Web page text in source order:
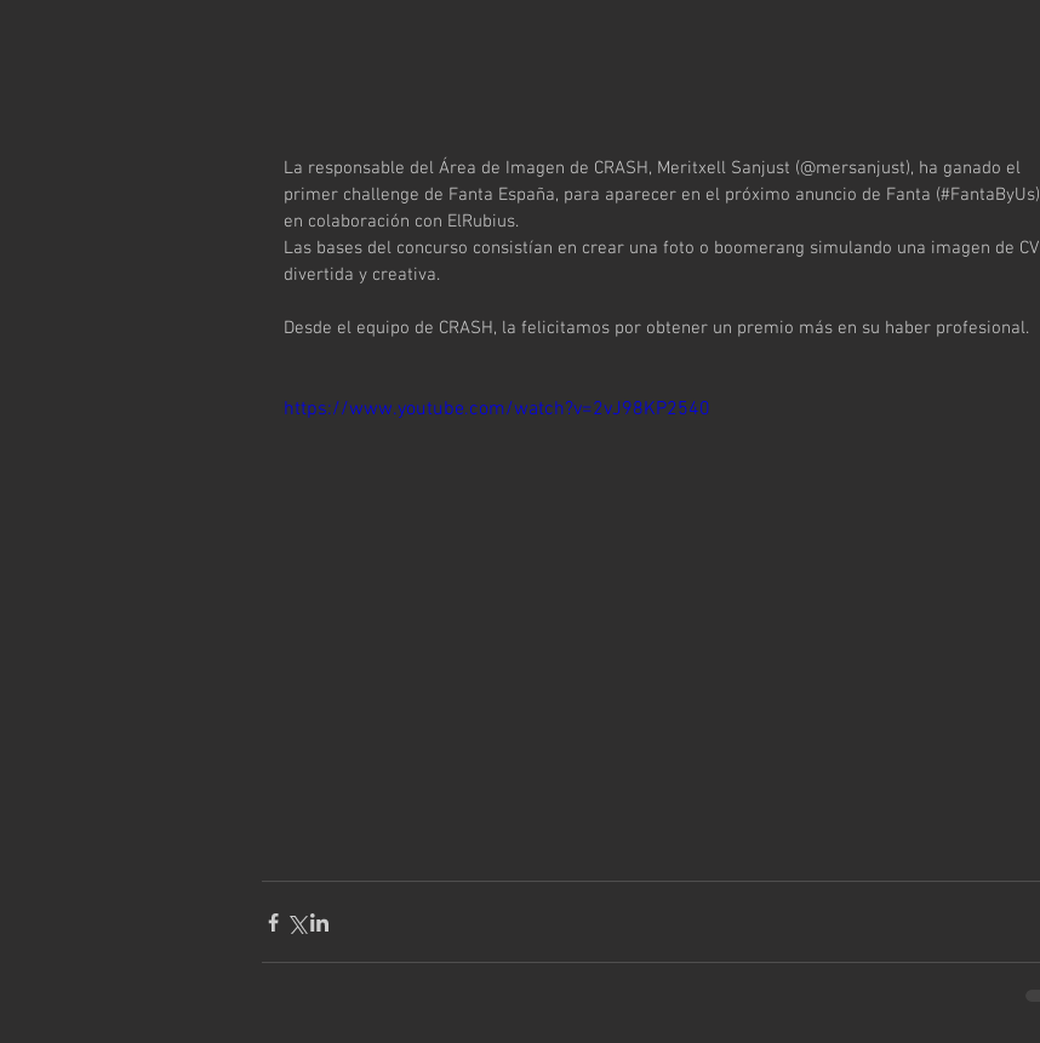
La responsable del Área de Imagen de CRASH, Meritxell Sanjust (@mersanjust), ha ganado el
primer challenge de Fanta España, para aparecer en el próximo anuncio de Fanta (#FantaByUs)
en colaboración con ElRubius.
Las bases del concurso consistían en crear una foto o boomerang simulando una imagen de CV
divertida y creativa.
Desde el equipo de CRASH, la felicitamos por obtener un premio más en su haber profesional.
https://www.youtube.com/watch?v=2vJ98KP2540